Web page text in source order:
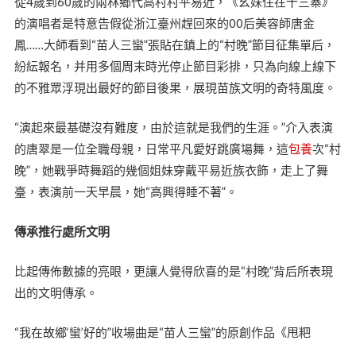
的演唱者是特意告假從浙江臺州趕回來的00后美容師唐金
鳳……大師看到“苗人三蠻”張貼在鎮上的“村晚”節目征集單后，
紛紜報名，并用多個周末時光停止節目彩排，只為向線上線下
的不雅眾浮現出最好的節目後果，展現苗族文明的奇特風度。
“演起來最基礎沒有難度，由於這就是我們的生涯。”介入表演
的唐翠是一位全職母親，日常平凡愛好跳廣場舞，這包養次“村
晚”，她戰爭時舞蹈的幾個姐妹穿戴平易近族衣飾，走上了舞
臺，表演前一天早晨，她“高興得睡不著”。
傳承推行處所文明
比起傳佈數據的亮眼，更讓人覺得欣喜的是“村晚”背后所表現
出的文明傳承。
“我在故鄉‘蠻’好的”收場曲是“苗人三蠻”的原創作品《甩粑